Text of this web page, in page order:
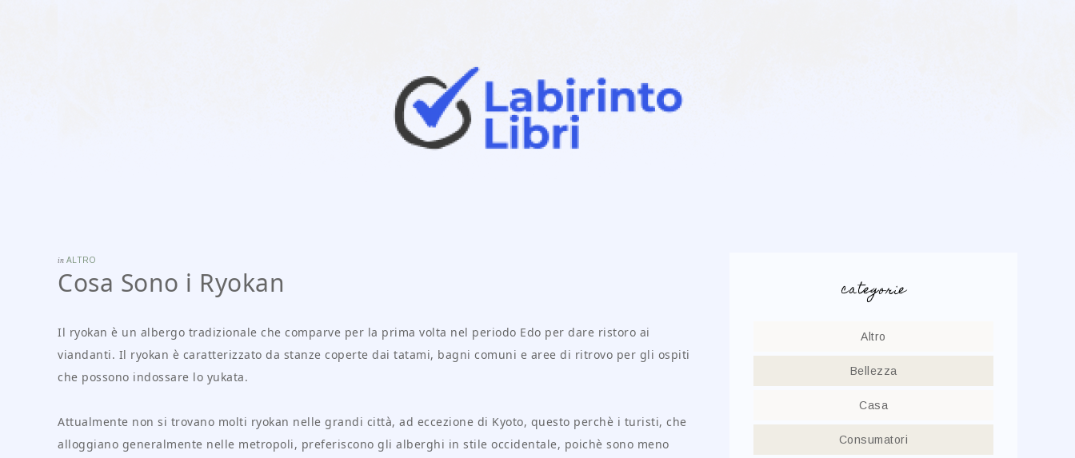
in ALTRO
Cosa Sono i Ryokan
Il ryokan è un albergo tradizionale che comparve per la prima volta nel periodo Edo per dare ristoro ai
viandanti. Il ryokan è caratterizzato da stanze coperte dai tatami, bagni comuni e aree di ritrovo per gli ospiti
che possono indossare lo yukata.
Attualmente non si trovano molti ryokan nelle grandi città, ad eccezione di Kyoto, questo perchè i turisti, che
alloggiano generalmente nelle metropoli, preferiscono gli alberghi in stile occidentale, poichè sono meno
categorie
Altro
Bellezza
Casa
Consumatori